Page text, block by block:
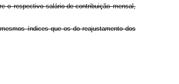
o respectivo salário-de-contribuição mensal,
índices que os do reajustamento dos